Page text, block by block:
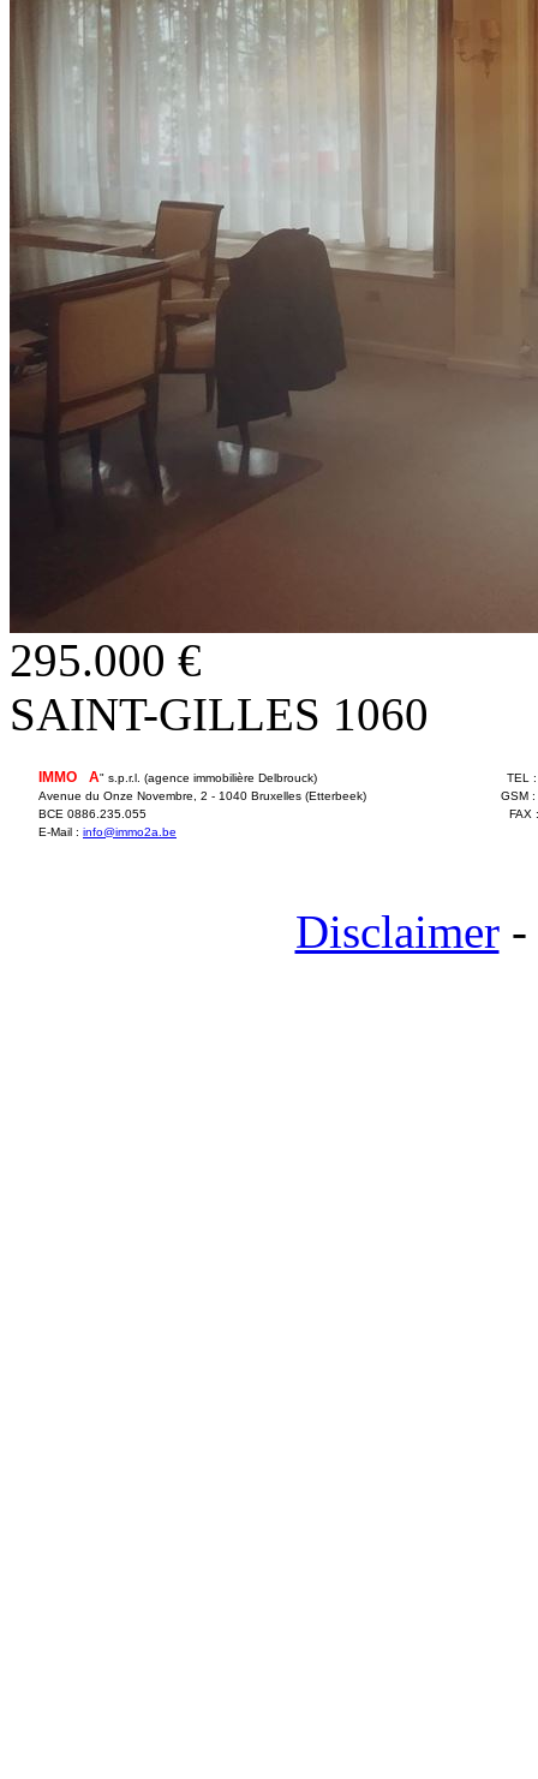
295.000 €
SAINT-GILLES 1060
IMMO A" s.p.r.l. (agence immobilière Delbrouck)
Avenue du Onze Novembre, 2 - 1040 Bruxelles (Etterbeek)
BCE 0886.235.055
E-Mail : info@immo2a.be
TEL
GSM
FAX
Disclaimer-